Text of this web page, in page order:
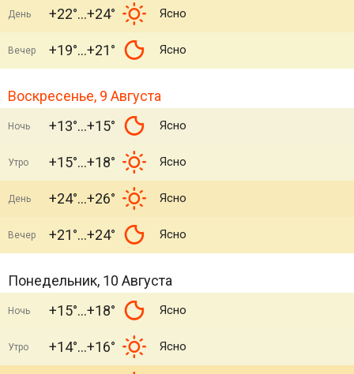
День +22° +24° Ясно
Вечер +19° +21° Ясно
Воскресенье, 9 Августа
Ночь +13° +15° Ясно
Утро +15° +18° Ясно
День +24° +26° Ясно
Вечер +21° +24° Ясно
Понедельник, 10 Августа
Ночь +15° +18° Ясно
Утро +14° +16° Ясно